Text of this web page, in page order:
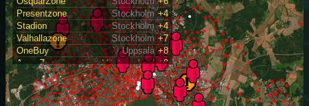
Presentzone
+4
Stockholm
Stadion
+4
Stockholm
Valhallazone
+7
Stockholm
OneBuy
+8
Uppsala
ArrowZone
+8
Västmanland
Badudden
+3
Västmanland
BearPath
+3
Västmanland
BermudaZone
+9
Västmanland